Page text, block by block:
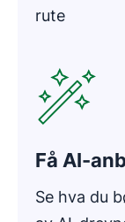
rute
Få AI-
Se hva du